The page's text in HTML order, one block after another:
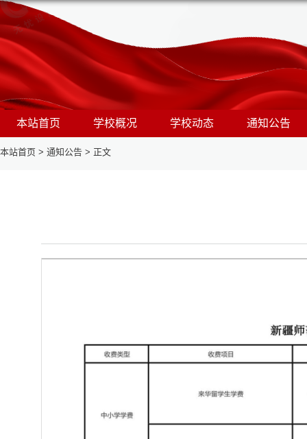
本站首页 学校概况 学校动态 通知公告
本站首页 > 通知公告 > 正文